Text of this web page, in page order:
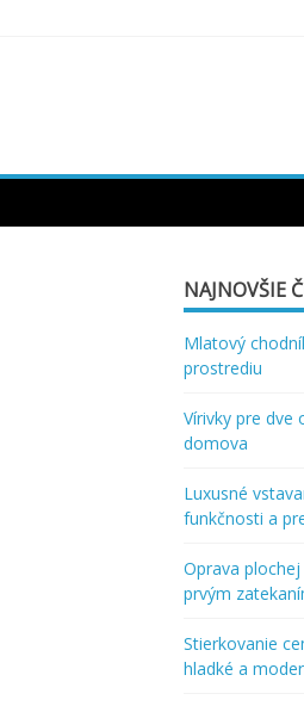
NAJNOVŠIE
Mlatový
prostrediu
Vírivky pre dve
domova
Luxusné
funkčnosti a
Oprava
prvým
Stierkovanie
hladké a